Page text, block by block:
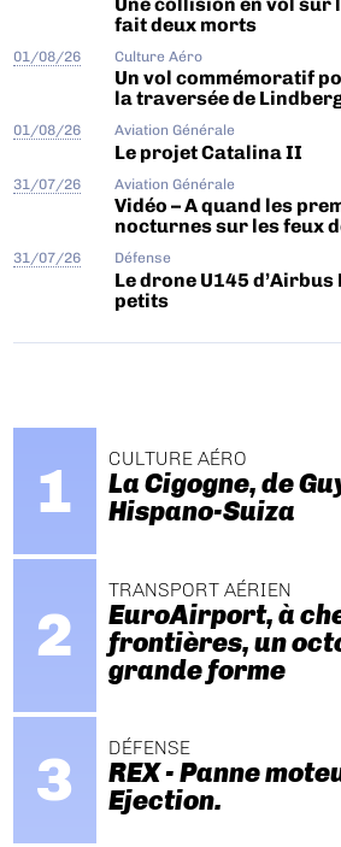
fait deux morts
01/08/26 Culture Aéro
Un vol commémoratif
la traversée de
01/08/26 Aviation Générale
Le projet Catalina II
31/07/26 Aviation Générale
Vidéo – A quand les
nocturnes sur les feux
31/07/26 Défense
Le drone U145
petits
CULTURE AÉRO
La Cigogne, de
Hispano-Suiza
TRANSPORT AÉRIEN
EuroAirport, à
frontières, un
grande forme
DÉFENSE
REX - Panne
Ejection.